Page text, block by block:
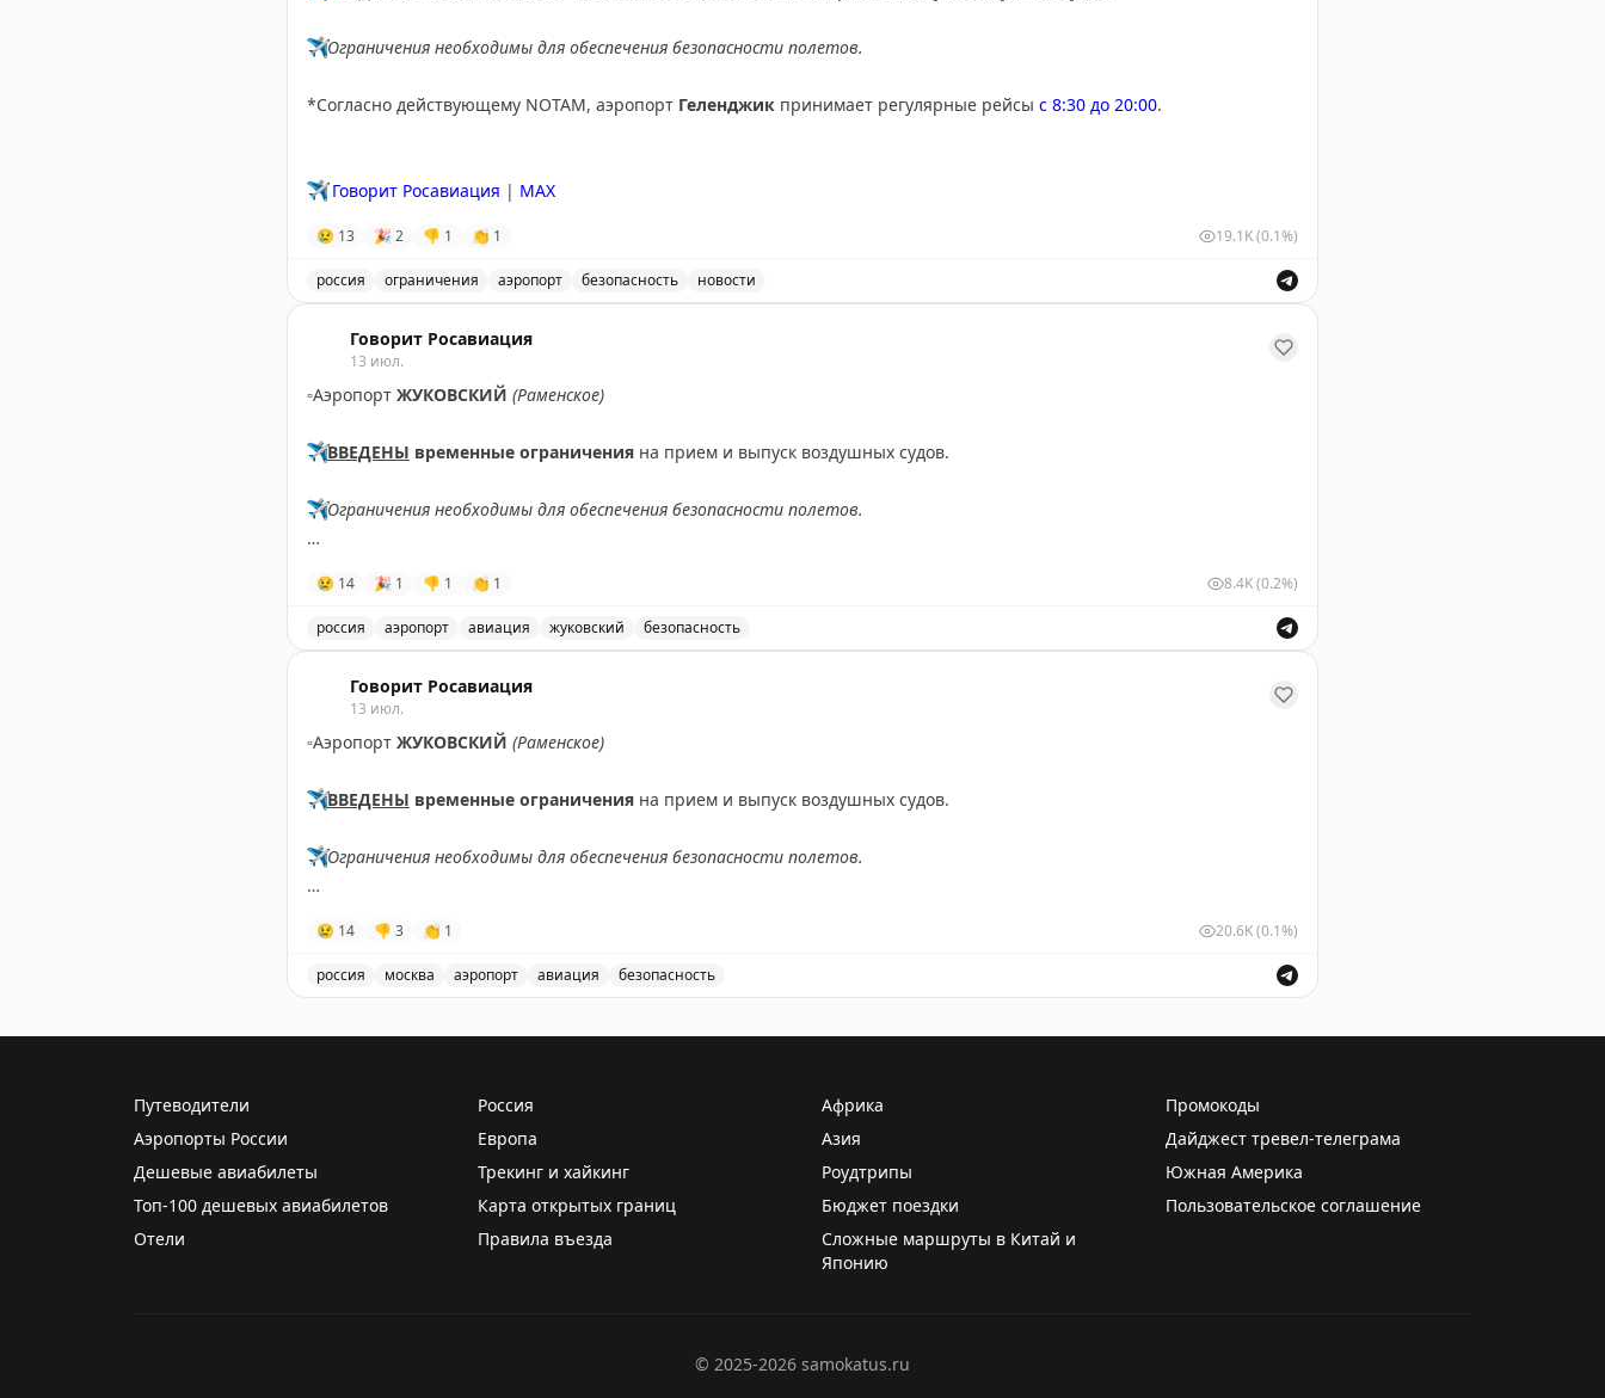
✈️Ограничения необходимы для обеспечения безопасности полетов.
*Согласно действующему NOTAM, аэропорт Геленджик принимает регулярные рейсы с 8:30 до 20:00.
✈️ Говорит Росавиация | MAX
😢 13 🎉 2 👎 1 👏 1 19.1K(0.1%)
россия ограничения аэропорт безопасность новости
Говорит Росавиация
13 июл.
▫️Аэропорт ЖУКОВСКИЙ (Раменское)
✈️ВВЕДЕНЫ временные ограничения на прием и выпуск воздушных судов.
✈️Ограничения необходимы для обеспечения безопасности полетов.
😢 14 🎉 1 👎 1 👏 1 8.4K(0.2%)
россия аэропорт авиация жуковский безопасность
Говорит Росавиация
13 июл.
▫️Аэропорт ЖУКОВСКИЙ (Раменское)
✈️ВВЕДЕНЫ временные ограничения на прием и выпуск воздушных судов.
✈️Ограничения необходимы для обеспечения безопасности полетов.
😢 14 👎 3 👏 1 20.6K(0.1%)
россия москва аэропорт авиация безопасность
Путеводители Россия Африка
Промокоды
Аэропорты России
Европа Азия
Дайджест тревел-телеграма
Дешевые авиабилеты
Трекинг и хайкинг Роудтрипы
Южная Америка
Топ-100 дешевых авиабилетов
Карта открытых границ Бюджет поездки
Пользовательское соглашение
Отели
Правила въезда
Сложные маршруты в Китай и
Японию
© 2025-2026 samokatus.ru